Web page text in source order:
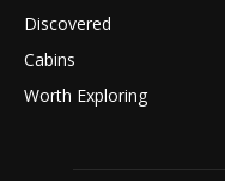
Discovered
Cabins
Worth Exploring